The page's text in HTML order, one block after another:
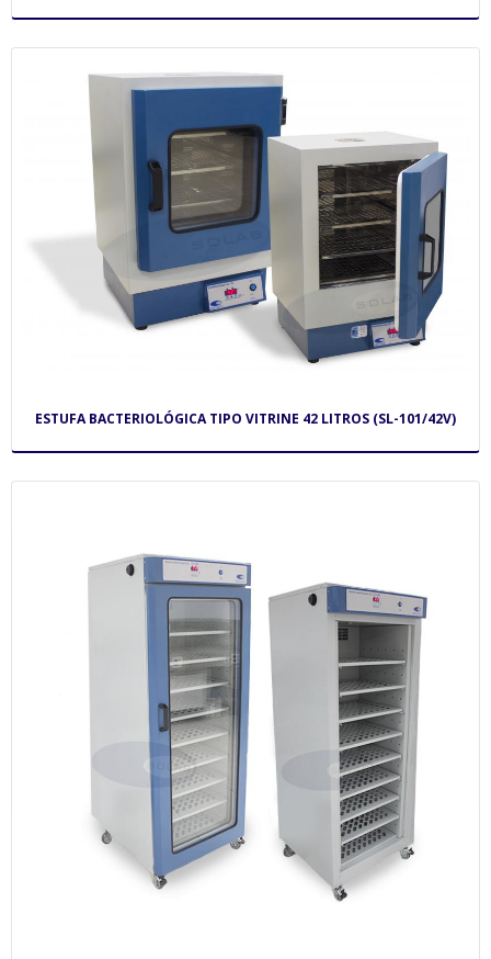
ESTUFA BACTERIOLÓGICA TIPO VITRINE 42 LITROS (SL-101/42V)